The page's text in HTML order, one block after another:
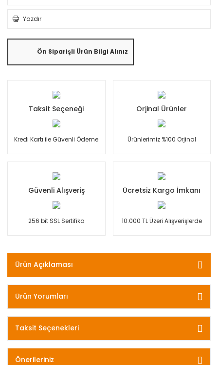
Yazdır
Ön Siparişli Ürün Bilgi Alınız
Taksit Seçeneği
Kredi Kartı ile Güvenli Ödeme
Orjinal Ürünler
Ürünlerimiz %100 Orjinal
Güvenli Alışveriş
256 bit SSL Sertifika
Ücretsiz Kargo İmkanı
10.000 TL Üzeri Alışverişlerde
Ürün Açıklaması
Ürün Yorumları
Taksit Seçenekleri
Önerileriniz